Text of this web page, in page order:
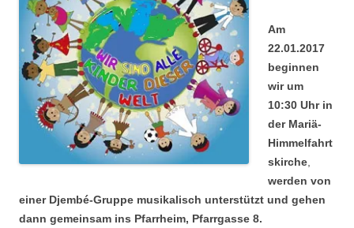
Am
22.01.2017
beginnen
wir um
10:30 Uhr in
der Mariä-
Himmelfahrt
skirche
werden von
einer Djembé-Gruppe musikalisch unterstützt und gehen
dann gemeinsam ins Pfarrheim, Pfarrgasse 8.